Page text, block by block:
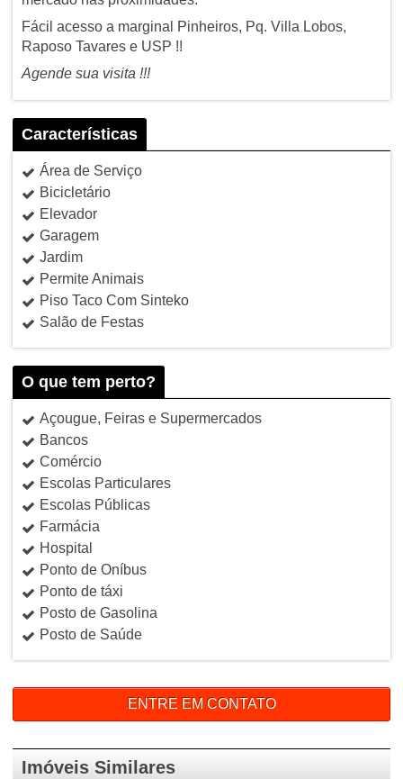
Fácil acesso a marginal Pinheiros, Pq. Villa Lobos,
Raposo Tavares e USP !!
Agende sua visita !!!
Características
Área de Serviço
Bicicletário
Elevador
Garagem
Jardim
Permite Animais
Piso Taco Com Sinteko
Salão de Festas
O que tem perto?
Açougue, Feiras e Supermercados
Bancos
Comércio
Escolas Particulares
Escolas Públicas
Farmácia
Hospital
Ponto de Oníbus
Ponto de táxi
Posto de Gasolina
Posto de Saúde
ENTRE EM CONTATO
Imóveis Similares